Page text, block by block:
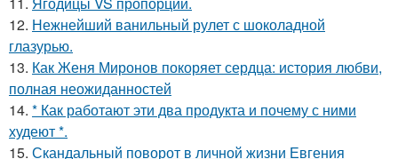
12. Нежнейший ванильный рулет с шоколадной
глазурью.
13. Как Женя Миронов покоряет сердца: история любви,
полная неожиданностей
14. * Как работают эти два продукта и почему с ними
худеют *.
15. Скандальный поворот в личной жизни Евгения